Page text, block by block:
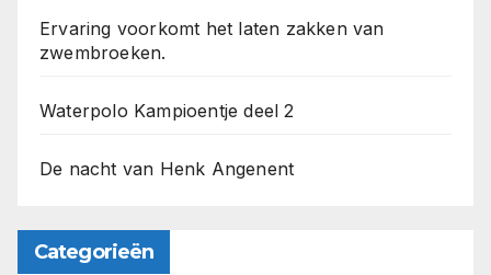
Ervaring voorkomt het laten zakken van
zwembroeken.
Waterpolo Kampioentje deel 2
De nacht van Henk Angenent
Categorieën